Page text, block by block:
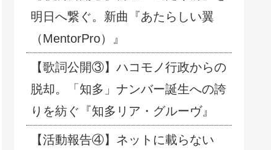
明日へ繋ぐ。新曲『あたらしい翼
（MentorPro）』
【歌詞公開③】ハコモノ行政からの
脱却。「知多」ナンバー誕生への誇
りを紡ぐ『知多リア・グルーヴ』
【活動報告④】ネットに載らない